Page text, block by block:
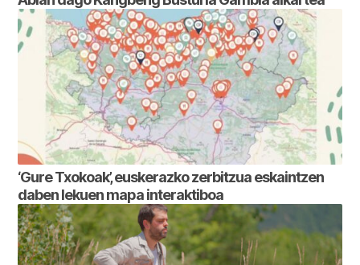
‘Gure Txokoak’, euskerazko zerbitzua eskaintzen
daben lekuen mapa interaktiboa